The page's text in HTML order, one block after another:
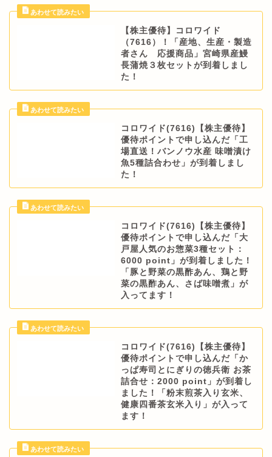
【株主優待】コロワイド
（7616）！「産地、生産・製造
者さん 応援商品」宮崎県産鰻
長蒲焼３枚セットが到着しまし
た！
コロワイド(7616)【株主優待】
優待ポイントで申し込んだ「工
場直送！バンノウ水産 味噌漬け
魚5種詰合わせ」が到着しまし
た！
コロワイド(7616)【株主優待】
優待ポイントで申し込んだ「大
戸屋人気のお惣菜3種セット：
6000 point」が到着しました！
「豚と野菜の黒酢あん、鶏と野
菜の黒酢あん、さば味噌煮」が
入ってます！
コロワイド(7616)【株主優待】
優待ポイントで申し込んだ「か
っぱ寿司とにぎりの徳兵衛 お茶
詰合せ：2000 point」が到着し
ました！「粉末煎茶入り玄米、
健康四番茶玄米入り」が入って
ます！